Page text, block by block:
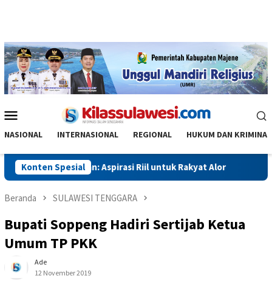
Mobile
NASIONAL INTERNASIONAL REGIONAL HUKUM DAN KRIMINAL
Konten Spesial
Amran: Aspirasi Riil untuk Rakyat Alor Mentan
Beranda SULAWESI TENGGARA
Bupati Soppeng Hadiri Sertijab Ketua
Umum TP PKK
Ade
12 November 2019